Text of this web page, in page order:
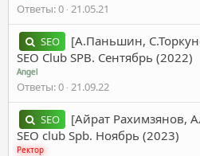
Ответы 0 21.05.21
SEO
[А.Паньшин,
SEO Club SPB. Сентябрь (2022)
Angel
Ответы 0 21.09.22
SEO
[Айрат Рахимзянов,
SEO club Spb. Ноябрь (2023)
Ректор